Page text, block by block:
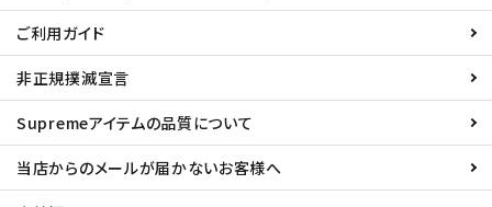
ご利用ガイド
非正規撲滅宣言
Supremeアイテムの品質について
当店からのメールが届かないお客様へ